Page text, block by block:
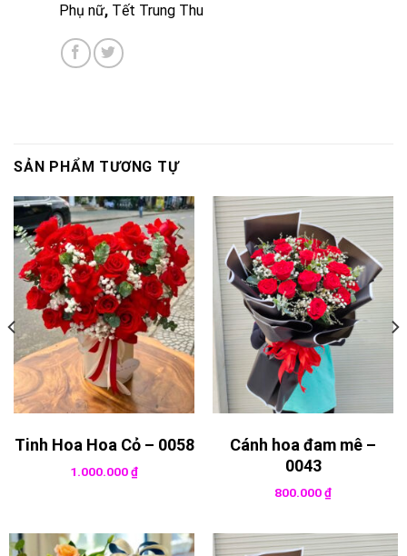
Phụ nữ, Tết Trung Thu
SẢN PHẨM TƯƠNG TỰ
Tinh Hoa Hoa Cỏ – 0058
1.000.000₫
Cánh hoa đam mê –
0043
800.000₫